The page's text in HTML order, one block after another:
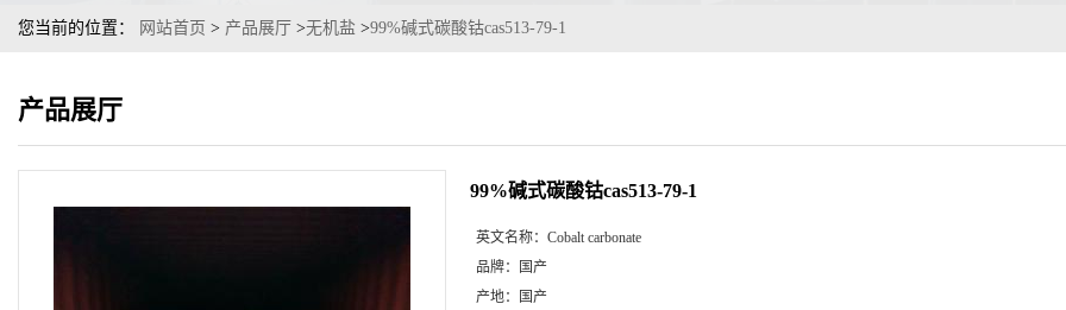
您当前的位置： 网站首页 > 产品展厅 >无机盐 >99%碱式碳酸钴cas513-79-1
产品展厅
99%碱式碳酸钴cas513-79-1
英文名称： Cobalt carbonate
品牌：
国产
产地：
国产